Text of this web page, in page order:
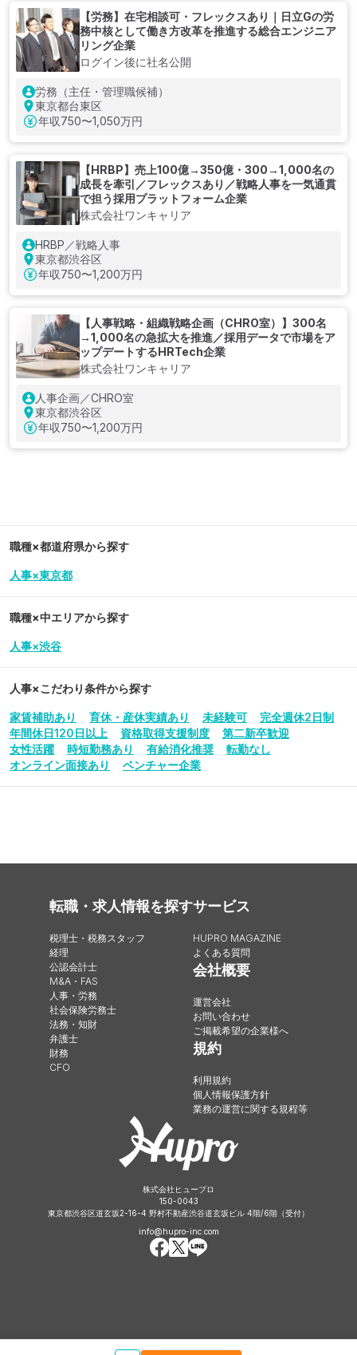
【労務】在宅相談可・フレックスあり｜日立Gの労
務中核として働き方改革を推進する総合エンジニア
リング企業
ログイン後に社名公開
労務（主任・管理職候補）
東京都台東区
年収750〜1,050万円
【HRBP】売上100億→350億・300→1,000名の
成長を牽引／フレックスあり／戦略人事を一気通貫
で担う採用プラットフォーム企業
株式会社ワンキャリア
HRBP／戦略人事
東京都渋谷区
年収750〜1,200万円
【人事戦略・組織戦略企画（CHRO室）】300名
→1,000名の急拡大を推進／採用データで市場をア
ップデートするHRTech企業
株式会社ワンキャリア
人事企画／CHRO室
東京都渋谷区
年収750〜1,200万円
職種×都道府県から探す
人事×東京都
職種×中エリアから探す
人事×渋谷
人事×こだわり条件から探す
家賃補助あり 育休・産休実績あり 未経験可
完全週休2日制
年間休日120日以上
資格取得支援制度
第二新卒歓迎
女性活躍
時短勤務あり 有給消化推奨
転勤なし
オンライン面接あり
ベンチャー企業
転職・求人情報を探す
税理士・税務スタッフ
経理
公認会計士
M&A・FAS
人事・労務
社会保険労務士
法務・知財
弁護士
財務
CFO
サービス
HUPRO MAGAZINE
よくある質問
会社概要
運営会社
お問い合わせ
ご掲載希望の企業様へ
規約
利用規約
個人情報保護方針
業務の運営に関する規程等
株式会社ヒュープロ
150-0043
東京都渋谷区道玄坂2-16-4 野村不動産渋谷道玄坂ビル 4階/6階（受付）
info@hupro-inc.com